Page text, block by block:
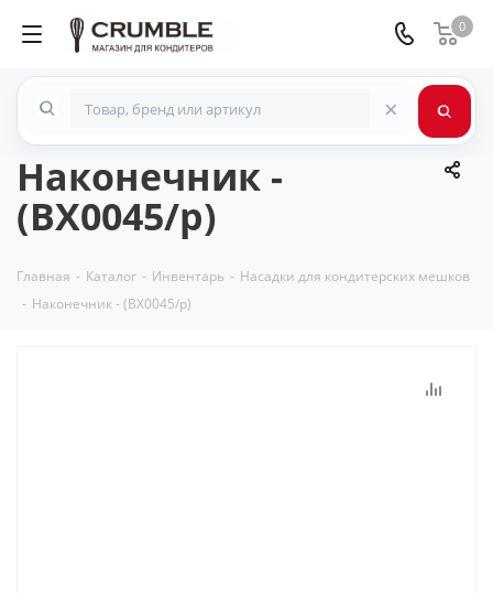
0
×
Наконечник -
(BX0045/p)
Главная - Каталог - Инвентарь - Насадки для кондитерских мешков
- Наконечник - (BX0045/p)